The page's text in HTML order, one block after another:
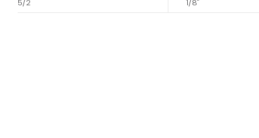
5/2
1/8"